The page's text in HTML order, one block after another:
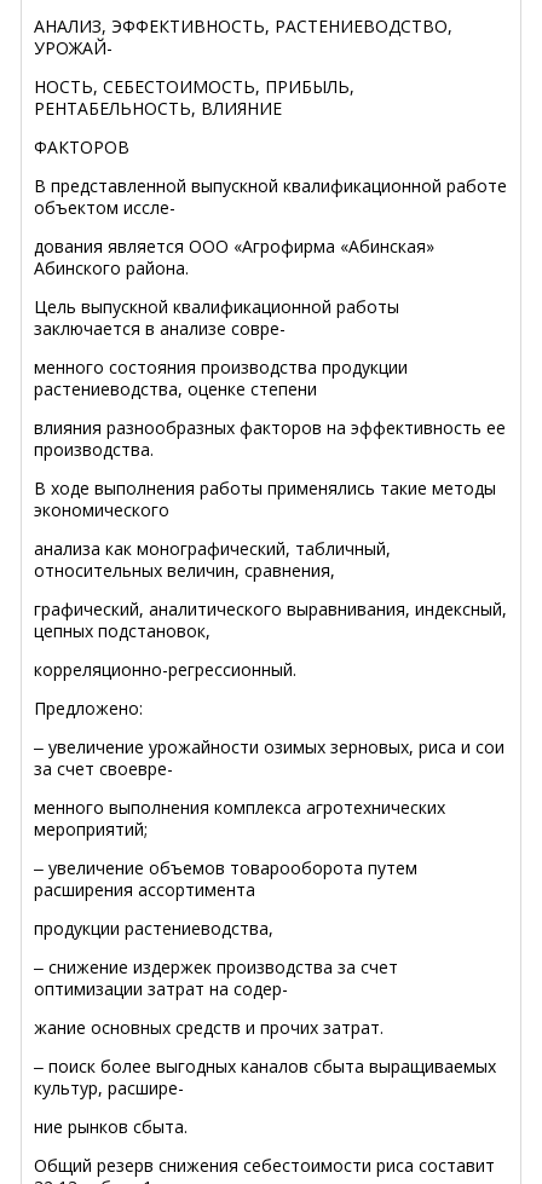
АНАЛИЗ, ЭФФЕКТИВНОСТЬ, РАСТЕНИЕВОДСТВО,
УРОЖАЙ-
НОСТЬ, СЕБЕСТОИМОСТЬ, ПРИБЫЛЬ,
РЕНТАБЕЛЬНОСТЬ, ВЛИЯНИЕ
ФАКТОРОВ
В представленной выпускной квалификационной работе
объектом иссле-
дования является ООО «Агрофирма «Абинская»
Абинского района.
Цель выпускной квалификационной работы
заключается в анализе совре-
менного состояния производства продукции
растениеводства, оценке степени
влияния разнообразных факторов на эффективность ее
производства.
В ходе выполнения работы применялись такие методы
экономического
анализа как монографический, табличный,
относительных величин, сравнения,
графический, аналитического выравнивания, индексный,
цепных подстановок,
корреляционно-регрессионный.
Предложено:
‒ увеличение урожайности озимых зерновых, риса и сои
за счет своевре-
менного выполнения комплекса агротехнических
мероприятий;
‒ увеличение объемов товарооборота путем
расширения ассортимента
продукции растениеводства,
‒ снижение издержек производства за счет
оптимизации затрат на содер-
жание основных средств и прочих затрат.
‒ поиск более выгодных каналов сбыта выращиваемых
культур, расшире-
ние рынков сбыта.
Общий резерв снижения себестоимости риса составит